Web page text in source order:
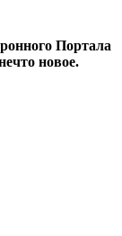
Портала
новое.